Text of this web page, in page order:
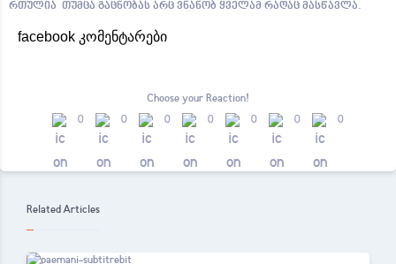
რთულია თუმცა გაცნობას არც ვნანობ ყველამ რაღაც მასწავლა.
facebook კომენტარები
Choose your Reaction!
0
0 0 0 0 0 0
Related Articles